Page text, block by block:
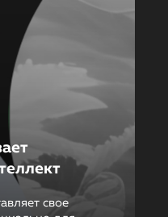
свое